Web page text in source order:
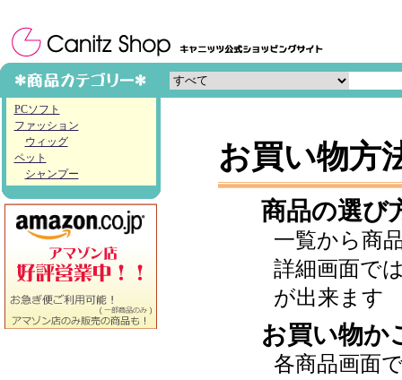
PCソフト
ファッション
ウィッグ
ペット
シャンプー
お買い物方
商品の選び
一覧から商
詳細画面で
が出来ます
お買い物か
各商品画面